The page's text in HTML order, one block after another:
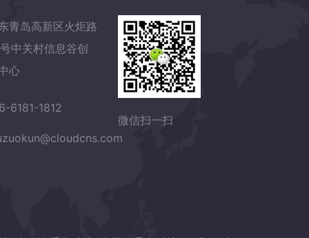
青岛高新区火炬路
中关村信息谷创
心
6181-1812
微信扫一扫